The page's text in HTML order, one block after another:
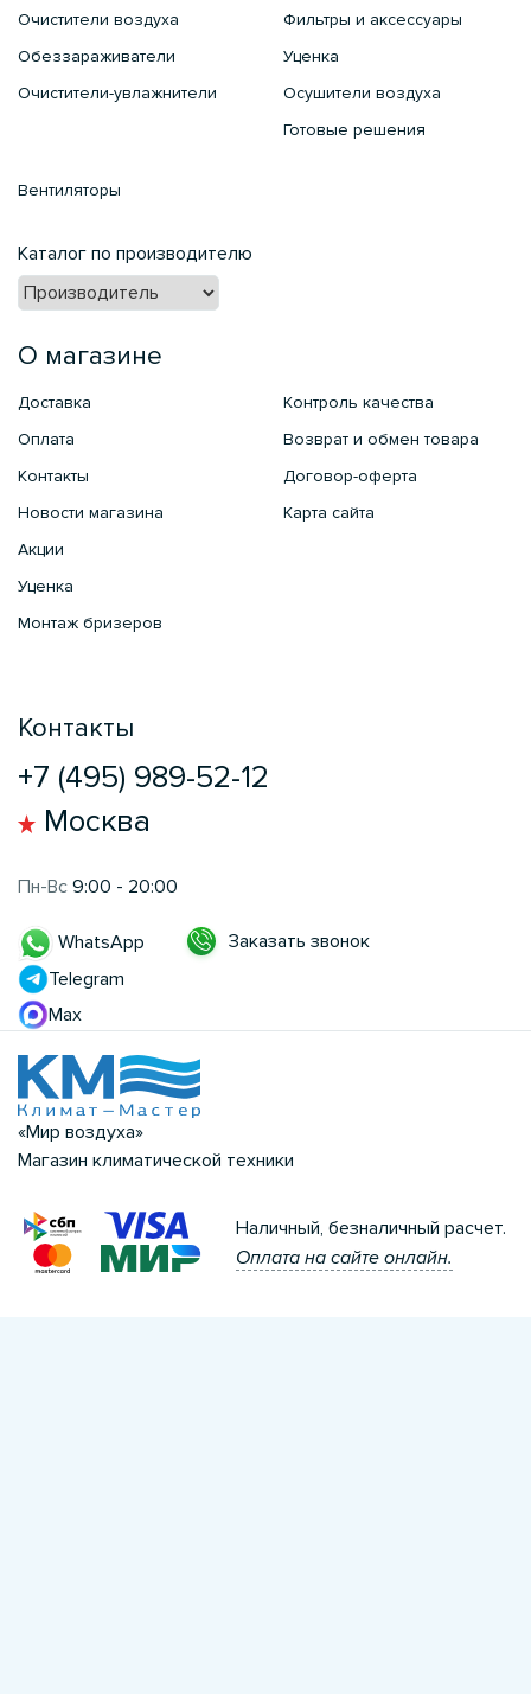
Очистители воздуха
Обеззараживатели
Очистители-увлажнители
Фильтры и аксессуары
Уценка
Осушители воздуха
Готовые решения
Вентиляторы
Каталог по производителю
О магазине
Доставка
Оплата
Контакты
Новости магазина
Акции
Уценка
Монтаж бризеров
Контроль качества
Возврат и обмен товара
Договор-оферта
Карта сайта
Контакты
+7 (495) 989-52-12
Москва
Пн-Вс 9:00 - 20:00
WhatsApp
Telegram
Max
Заказать звонок
«Мир воздуха»
Магазин климатической техники
Наличный, безналичный расчет.
Оплата на сайте онлайн.